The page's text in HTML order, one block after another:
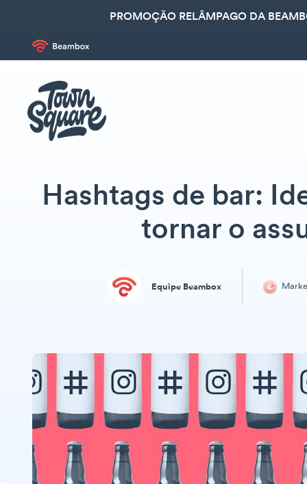
PROMOÇÃO RELÂMPAGO DA
Hashtags de bar:
tornar o
Equipe Beambox